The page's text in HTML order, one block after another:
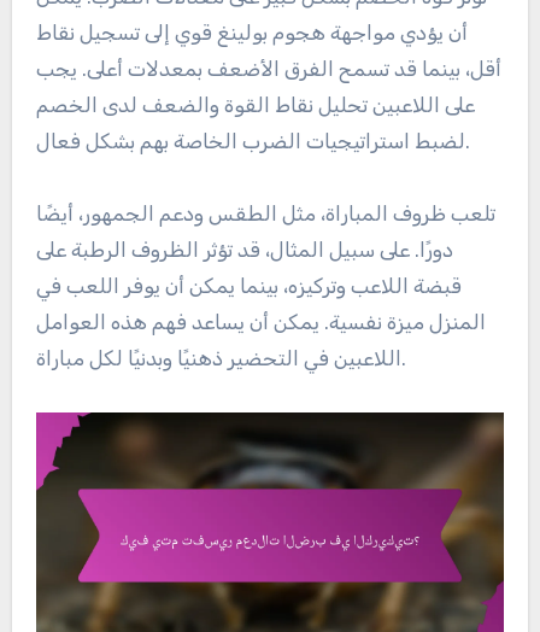
أن يؤدي مواجهة هجوم بولينغ قوي إلى تسجيل نقاط
أقل، بينما قد تسمح الفرق الأضعف بمعدلات أعلى. يجب
على اللاعبين تحليل نقاط القوة والضعف لدى الخصم
لضبط استراتيجيات الضرب الخاصة بهم بشكل فعال.
تلعب ظروف المباراة، مثل الطقس ودعم الجمهور، أيضًا
دورًا. على سبيل المثال، قد تؤثر الظروف الرطبة على
قبضة اللاعب وتركيزه، بينما يمكن أن يوفر اللعب في
المنزل ميزة نفسية. يمكن أن يساعد فهم هذه العوامل
اللاعبين في التحضير ذهنيًا وبدنيًا لكل مباراة.